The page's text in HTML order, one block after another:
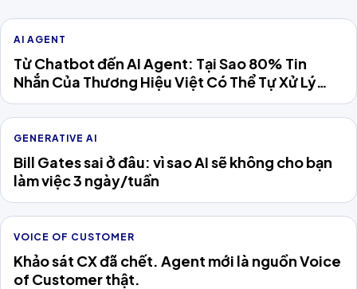
AI AGENT
Từ Chatbot đến AI Agent: Tại Sao 80% Tin
Nhắn Của Thương Hiệu Việt Có Thể Tự Xử Lý
Năm 2026
GENERATIVE AI
Bill Gates sai ở đâu: vì sao AI sẽ không cho bạn
làm việc 3 ngày/tuần
VOICE OF CUSTOMER
Khảo sát CX đã chết. Agent mới là nguồn Voice
of Customer thật.